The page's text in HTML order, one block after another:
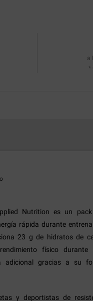
a
*
Nutrition es un
rápida durante
23 g de hidratos de
físico durante
adicional gracias a su
y deportistas de